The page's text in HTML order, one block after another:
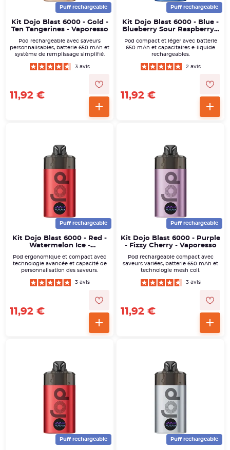
Puff rechargeable
Kit Dojo Blast 6000 - Gold -
Ten Tangerines - Vaporesso
Pod rechargeable avec saveurs
personnalisables, batterie 650 mAh et
système de remplissage simplifié.
3 avis
11,92 €
Puff rechargeable
Kit Dojo Blast 6000 - Blue -
Blueberry Sour Raspberry -
Pod compact et léger avec batterie
650 mAh et capacitaires e-liquide
rechargeables.
2 avis
11,92 €
Puff rechargeable
Kit Dojo Blast 6000 - Red -
Watermelon Ice -
Pod ergonomique et compact avec
technologie avancée et capacité de
personnalisation des saveurs.
3 avis
11,92 €
Puff rechargeable
Kit Dojo Blast 6000 - Purple
- Fizzy Cherry - Vaporesso
Pod rechargeable compact avec
saveurs variées, batterie 650 mAh et
technologie mesh coil.
3 avis
11,92 €
Puff rechargeable Puff rechargeable